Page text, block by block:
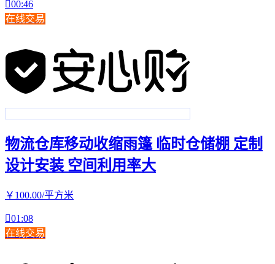
00:46
在线交易
物流仓库移动收缩雨篷 临时仓储棚 定制
设计安装 空间利用率大
￥ 100.00/平方米
01:08
在线交易